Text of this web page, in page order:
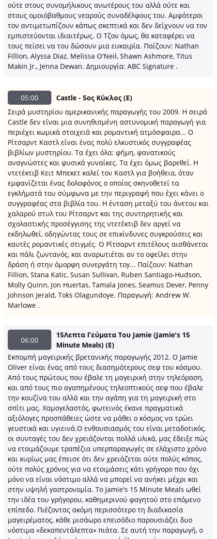
ούτε στους συνομήλικους ανωτέρους του αλλά ούτε και
στους ομοιόβαθμους νεαρούς συναδέλφους του. Αμφότεροι
τον αντιμετωπίζουν κάπως σκεπτικά και δεν δείχνουν να τον
εμπιστεύονται ιδιαιτέρως. Ο Τζον όμως, θα καταφέρει να
τους πείσει να του δώσουν μια ευκαιρία. Παίζουν: Nathan
Fillion, Alyssa Diaz, Melissa O'Neil, Shawn Ashmore, Titus
Makin Jr., Jenna Dewan. Δημιουργία: ABC Signature .
05:00
Castle - 5ος Κύκλος (Ε)
Σειρά μυστηρίου αμερικανικής παραγωγής του 2009. Η σειρά
Castle δεν είναι μια συνηθισμένη αστυνομική παραγωγή για
περιέχει κωμικά στοιχειά και ρομαντική ατμόσφαιρα... Ο
Ρίτσαρντ Καστλ είναι ένας πολύ ελκυστικός συγγραφέας
βιβλίων μυστηρίου. Τα έχει όλα: φήμη, φανατικούς
αναγνώστες και φυσικά γυναίκες. Τα έχει όμως βαρεθεί. Η
ντετέκτιβ Κειτ Μπεκετ καλεί τον Καστλ για βοήθεια, όταν
εμφανίζεται ένας δολοφόνος ο οποίος σκηνοθετεί τα
εγκλήματά του σύμφωνα με την περιγραφή που έχει κάνει ο
συγγραφέας στα βιβλία του. Η ένταση μεταξύ του άνετου και
χαλαρού στυλ του Ρίτσαρντ και της συντηρητικής και
σχολαστικής προσέγγισης της ντετέκτιβ δεν αργεί να
εκδηλωθεί, οδηγώντας τους σε επικίνδυνες συγκρούσεις και
καυτές ρομαντικές στιγμές. Ο Ρίτσαρντ επιτέλους αισθάνεται
και πάλι ζωντανός, και αναρωτιέται αν το οφείλει στην
δράση ή στην όμορφη συνεργάτη τοy... Παίζουν: Nathan
Fillion, Stana Katic, Susan Sullivan, Ruben Santiago-Hudson,
Molly Quinn, Jon Huertas, Tamala Jones, Seamus Dever, Penny
Johnson Jerald, Toks Olagundoye. Παραγωγή: Andrew W.
Marlowe .
06:00
15Λεπτα Γεύματα Του Jamie (Jamie's 15
Minute Meals) (Ε)
Εκπομπή μαγειρικής βρετανικής παραγωγής 2012. Ο Jamie
Oliver είναι ένας από τους διασημότερους σεφ του κόσμου.
Από τους πρώτους που έβαλε τη μαγειρική στην τηλεόραση,
και από τους πιο αγαπημένους τηλεοπτικούς σεφ που έβαλε
την κουζίνα του αλλά και την αγάπη για τη μαγειρική στο
σπίτι μας. Χαμογελαστός, φωτεινός έκανε πραγματικά
αξιόλογες προσπάθειες ώστε να μάθει ο κόσμος να τρώει
γευστικά και υγιεινά.Ο ενθουσιασμός του είναι μεταδοτικός,
οι συνταγές του δεν χρειάζονται πολλά υλικά, μας έδειξε πώς
να ετοιμάζουμε τραπέζια υπερπαραγωγές σε ελάχιστο χρόνο
και κυρίως μας έπεισε ότι δεν χρειάζεται ούτε πολύς κόπος,
ούτε πολύς χρόνος για να ετοιμάσεις κάτι γρήγορο που όχι
μόνο να είναι νόστιμο αλλά να μπορεί να ανήκει μέχρι και
στην υψηλή γαστρονομία. Το Jamie's 15 Minute Meals ωθεί
την ιδέα του γρήγορου, καθημερινού φαγητού στο επόμενο
επίπεδο. Πιέζοντας ακόμη περισσότερο τη διαδικασία
μαγειρέματος, κάθε μισάωρο επεισόδιο παρουσιάζει δυο
νόστιμα «δεκαπεντάλεπτα» πιάτα. Σε αυτή την παραγωγή, ο